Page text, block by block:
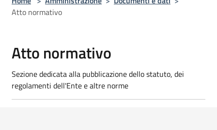
Atto normativo
Atto normativo
Sezione dedicata alla pubblicazione dello statuto, dei
regolamenti dell'Ente e altre norme